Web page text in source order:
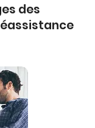
des